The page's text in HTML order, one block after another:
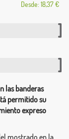
Desde: 18,37 €
las banderas
permitido su
expreso
mostrado en la